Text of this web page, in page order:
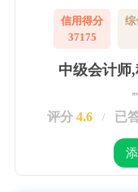
信用得分
37175
综
中级会计师
擅
评分 4.6 / 已